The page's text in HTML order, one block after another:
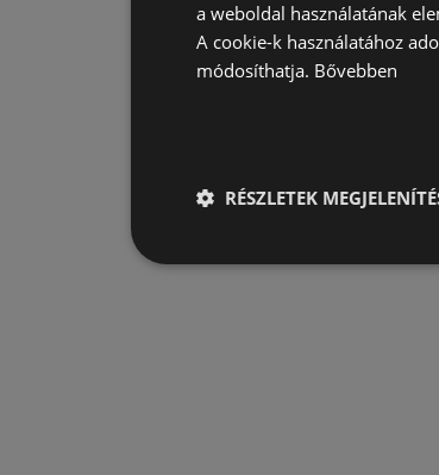
a weboldal használatának
A cookie-k használatához
módosíthatja. Bővebben
RÉSZLETEK